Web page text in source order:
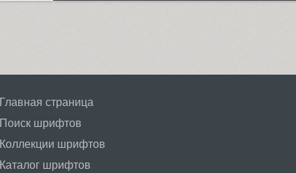
Главная страница
Поиск шрифтов
Коллекции шрифтов
Каталог шрифтов